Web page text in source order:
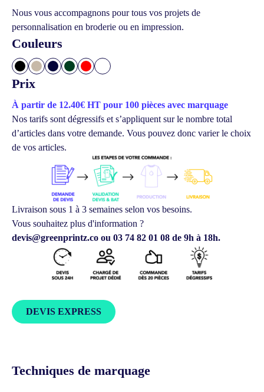
Nous vous accompagnons pour tous vos projets de
personnalisation en broderie ou en impression.
Couleurs
Prix
À partir de 12.40€ HT pour 100 pièces avec marquage
Nos tarifs sont dégressifs et s’appliquent sur le nombre total
d’articles dans votre demande. Vous pouvez donc varier le choix
de vos articles.
Livraison sous 1 à 3 semaines selon vos besoins.
Vous souhaitez plus d'information ?
devis@greenprintz.co ou 03 74 82 01 08 de 9h à 18h.
DEVIS EXPRESS
Techniques de marquage